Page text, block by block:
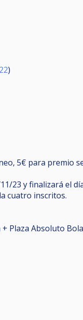
)
5€ para premio
23 y finalizará el
cuatro inscritos.
Plaza Absoluto